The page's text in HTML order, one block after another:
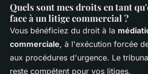
Quels sont mes droits en tant
face à un litige commercial ?
Vous bénéficiez du droit à la
commerciale, à l'exécution forcée
aux procédures d'urgence. Le
reste compétent pour vos litiges.